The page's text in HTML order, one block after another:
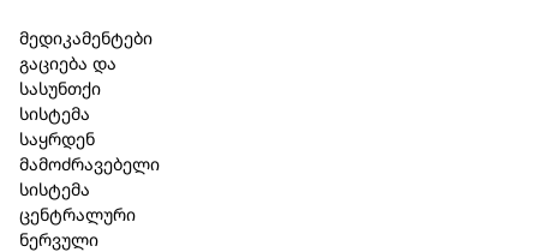
მედიკამენტები
გაციება და
სასუნთქი
სისტემა
საყრდენ
მამოძრავებელი
სისტემა
ცენტრალური
ნერვული